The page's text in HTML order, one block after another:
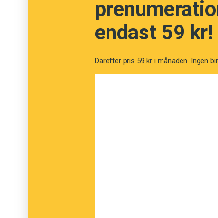
Klädhängaren och avrättningsinstrumentet
ett gemensamt germanskt ord som från
endast 59 kr!
Därefter pris 59 kr i månaden. Ingen